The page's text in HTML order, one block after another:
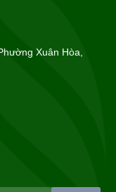
Xuân Hòa,